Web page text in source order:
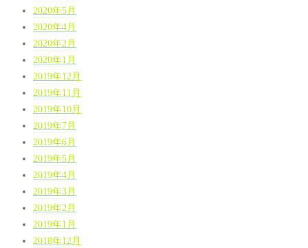
2020年5月
2020年4月
2020年2月
2020年1月
2019年12月
2019年11月
2019年10月
2019年7月
2019年6月
2019年5月
2019年4月
2019年3月
2019年2月
2019年1月
2018年12月